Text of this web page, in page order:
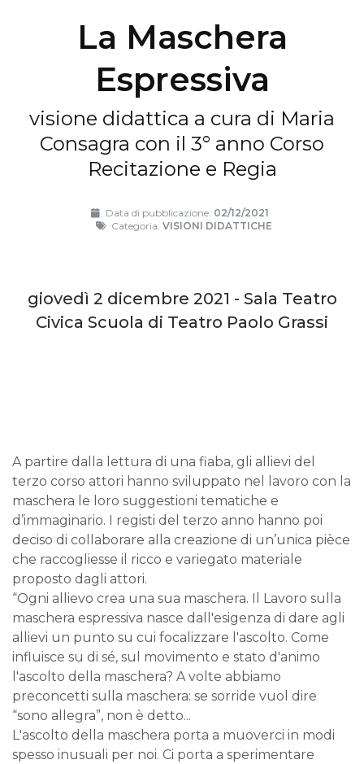
La Maschera
Espressiva
visione didattica a cura di Maria
Consagra con il 3° anno Corso
Recitazione e Regia
Data di pubblicazione: 02/12/2021
Categoria: VISIONI DIDATTICHE
giovedì 2 dicembre 2021 - Sala Teatro
Civica Scuola di Teatro Paolo Grassi
A partire dalla lettura di una fiaba, gli allievi del
terzo corso attori hanno sviluppato nel lavoro con la
maschera le loro suggestioni tematiche e
d’immaginario. I registi del terzo anno hanno poi
deciso di collaborare alla creazione di un’unica pièce
che raccogliesse il ricco e variegato materiale
proposto dagli attori.
“Ogni allievo crea una sua maschera. Il Lavoro sulla
maschera espressiva nasce dall'esigenza di dare agli
allievi un punto su cui focalizzare l'ascolto. Come
influisce su di sé, sul movimento e stato d'animo
l'ascolto della maschera? A volte abbiamo
preconcetti sulla maschera: se sorride vuol dire
“sono allegra”, non è detto...
L'ascolto della maschera porta a muoverci in modi
spesso inusuali per noi. Ci porta a sperimentare